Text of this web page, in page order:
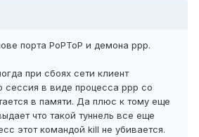
порта PoPToP и демона ppp.
при сбоях сети клиент
сессия в виде процесса ppp со
в памяти. Да плюс к тому еще
что такой туннель все еще
этот командой kill не убивается.